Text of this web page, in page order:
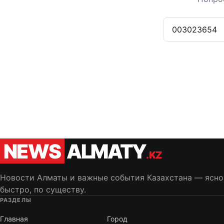
NEWS ALMATY.KZ
Новости Алматы и важные события Казахстана —
быстро, по существу.
РАЗДЕЛЫ
Главная Город